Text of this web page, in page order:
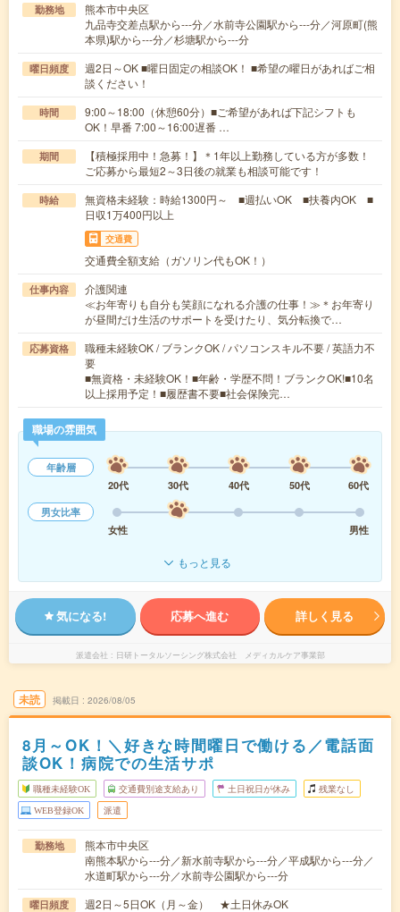
勤務地
熊本市中央区
九品寺交差点駅から---分／水前寺公園駅から---分／河原町(熊
本県)駅から---分／杉塘駅から---分
曜日頻度
週2日～OK ■曜日固定の相談OK！ ■希望の曜日があればご相
談ください！
時間
9:00～18:00（休憩60分）■ご希望があれば下記シフトも
OK！早番 7:00～16:00遅番 …
期間
【積極採用中！急募！】＊1年以上勤務している方が多数！
ご応募から最短2～3日後の就業も相談可能です！
時給
無資格未経験：時給1300円～ ■週払いOK ■扶養内OK ■
日収1万400円以上
交通費
交通費全額支給（ガソリン代もOK！）
仕事内容
介護関連
≪お年寄りも自分も笑顔になれる介護の仕事！≫＊お年寄り
が昼間だけ生活のサポートを受けたり、気分転換で…
応募資格
職種未経験OK / ブランクOK / パソコンスキル不要 / 英語力不
要
■無資格・未経験OK！■年齢・学歴不問！ブランクOK!■10名
以上採用予定！■履歴書不要■社会保険完…
職場の雰囲気
年齢層
20代
30代 40代 50代
60代
男女比率
女性
男性
もっと見る
気になる! 応募へ進む 詳しく見る
派遣会社 日研トータルソーシング株式会社 メディカルケア事業部
未読 掲載日 2026/08/05
8月～OK！＼好きな時間曜日で働ける／電話面
談OK！病院での生活サポ
職種未経験OK 交通費別途支給あり 土日祝日が休み 残業なし
WEB登録OK 派遣
勤務地
熊本市中央区
南熊本駅から---分／新水前寺駅から---分／平成駅から---分／
水道町駅から---分／水前寺公園駅から---分
曜日頻度 週2日～5日OK（月～金） ★土日休みOK